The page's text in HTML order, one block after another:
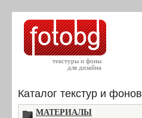
текстуры и фоны
для дизайна
Каталог текстур и фонов
МАТЕРИАЛЫ